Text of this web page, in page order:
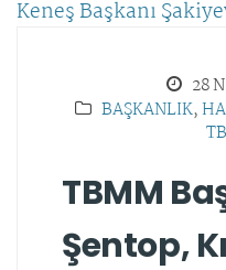
28
BAŞKANLIK,
TBMM
Şentop,